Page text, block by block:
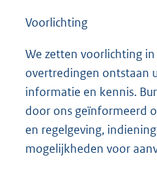
Voorlichting
We zetten voorlichting
overtredingen ontstaan
informatie en kennis.
door ons geïnformeerd
en regelgeving,
mogelijkheden voor